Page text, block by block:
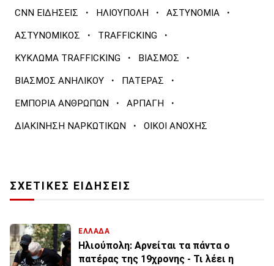
CNN ΕΙΔΗΣΕΙΣ · ΗΛΙΟΥΠΟΛΗ · ΑΣΤΥΝΟΜΙΑ ·
ΑΣΤΥΝΟΜΙΚΟΣ · TRAFFICKING ·
ΚΥΚΛΩΜΑ TRAFFICKING · ΒΙΑΣΜΟΣ ·
ΒΙΑΣΜΟΣ ΑΝΗΛΙΚΟΥ · ΠΑΤΕΡΑΣ ·
ΕΜΠΟΡΙΑ ΑΝΘΡΩΠΩΝ · ΑΡΠΑΓΗ ·
ΔΙΑΚΙΝΗΣΗ ΝΑΡΚΩΤΙΚΩΝ · ΟΙΚΟΙ ΑΝΟΧΗΣ
ΣΧΕΤΙΚΕΣ ΕΙΔΗΣΕΙΣ
ΕΛΛΑΔΑ
Ηλιούπολη: Αρνείται τα πάντα ο
πατέρας της 19χρονης - Τι λέει η